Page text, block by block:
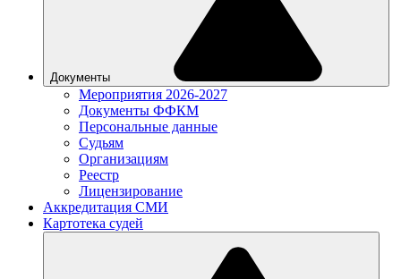
Документы
Мероприятия 2026-2027
Документы ФФКМ
Персональные данные
Судьям
Организациям
Реестр
Лицензирование
Аккредитация СМИ
Картотека судей